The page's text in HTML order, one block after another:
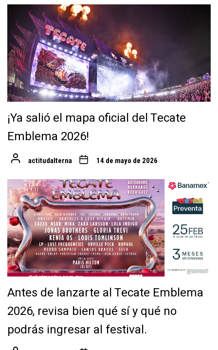
¡Ya salió el mapa oficial del Tecate
Emblema 2026!
actitudalterna 14 de mayo de 2026
Antes de lanzarte al Tecate Emblema
2026, revisa bien qué sí y qué no
podrás ingresar al festival.